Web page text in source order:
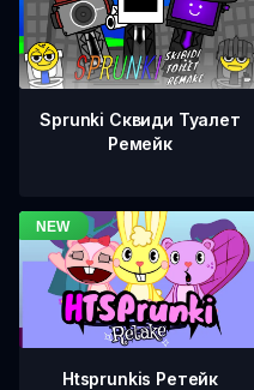
Sprunki Сквиди Туалет
Ремейк
Htsprunkis Ретейк